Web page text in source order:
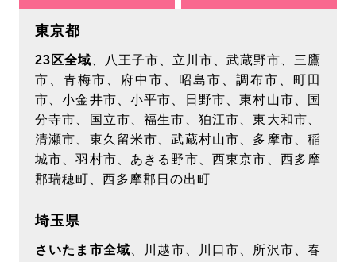
各種サービス提供のため
市場調査･お客様ご利用状況の分析のため
各種サービス案内のため
お客様に提供するサービス向上･改善のため
関連情報のご案内を送付
【個人を特定しない属性情報・行動履歴の取得及
び利用について】
当ウェブサイトでは、広告配信事業者が提供する
プログラムを利用し、特定のサイトにおいて行動
ターゲティング広告（サイト閲覧情報などをもと
にユーザーの興味・関心にあわせて広告を配信す
る広告手法）を行っております。その際、ユーザ
東京都
23区全域 、八王子市、立川市、武蔵野市、三鷹
市、青梅市、府中市、昭島市、調布市、町田
市、小金井市、小平市、日野市、東村山市、国
分寺市、国立市、福生市、狛江市、東大和市、
清瀬市、東久留米市、武蔵村山市、多摩市、稲
城市、羽村市、あきる野市、西東京市、西多摩
郡瑞穂町、西多摩郡日の出町
埼玉県
さいたま市全域 、川越市、川口市、所沢市、春